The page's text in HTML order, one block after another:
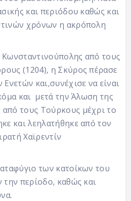
και περιόδου καθώς και
χρόνων η ακρόπολη
από τους
(1204), η Σκύρος πέρασε
Ενετών και,συνέχισε να είναι
και μετά την Άλωση της
τους Τούρκους μέχρι το
και λεηλατήθηκε από τον
Χαϊρεντίν
των κατοίκων του
περίοδο, καθώς και